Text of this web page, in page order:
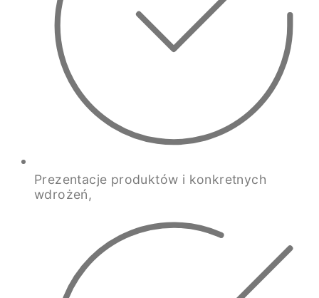
Prezentacje produktów i konkretnych
wdrożeń,